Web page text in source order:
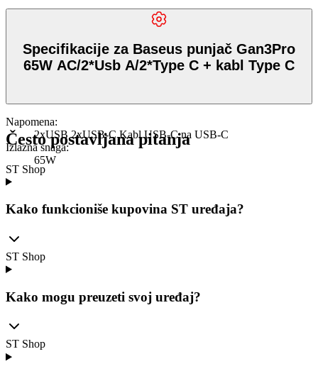
Specifikacije za Baseus punjač Gan3Pro
65W AC/2*Usb A/2*Type C + kabl Type C
Napomena:
2xUSB 2xUSB-C Kabl USB-C na USB-C
Izlazna snaga:
65W
Često postavljana pitanja
ST Shop
Kako funkcioniše kupovina ST uređaja?
ST Shop
Kako mogu preuzeti svoj uređaj?
ST Shop